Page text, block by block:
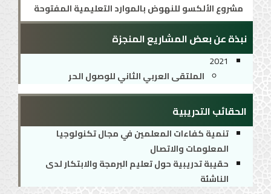
مشروع الألكسو للنهوض بالموارد التعليمية المفتوحة
نبذة عن بعض المشاريع المنجزة
2021
الملتقى العربي الثاني للوصول الحر
الحقائب التدريبية
تنمية كفاءات المعلمين في مجال تكنولوجيا
المعلومات والاتصال
حقيبة تدريبية حول تعليم البرمجة والابتكار لدى
الناشئة